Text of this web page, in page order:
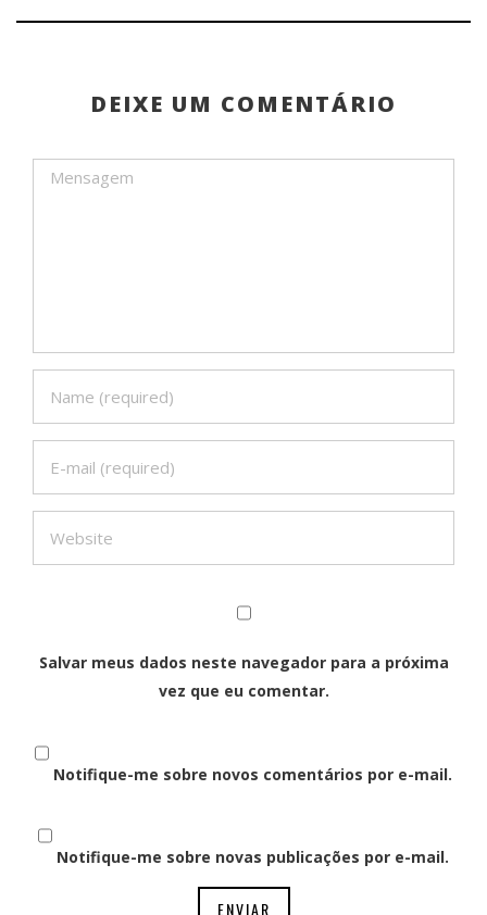
DEIXE UM COMENTÁRIO
Salvar meus dados neste navegador para a próxima
vez que eu comentar.
Notifique-me sobre novos comentários por e-mail.
Notifique-me sobre novas publicações por e-mail.